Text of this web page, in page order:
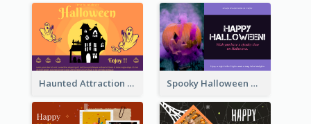
Haunted Attraction Themed Halloween Card Spooky Halloween Greeting Card